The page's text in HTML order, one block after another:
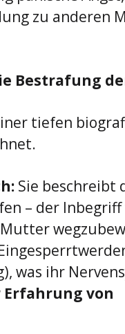
zu anderen
Bestrafung
tiefen
Sie beschreibt
– der
was ihr
von